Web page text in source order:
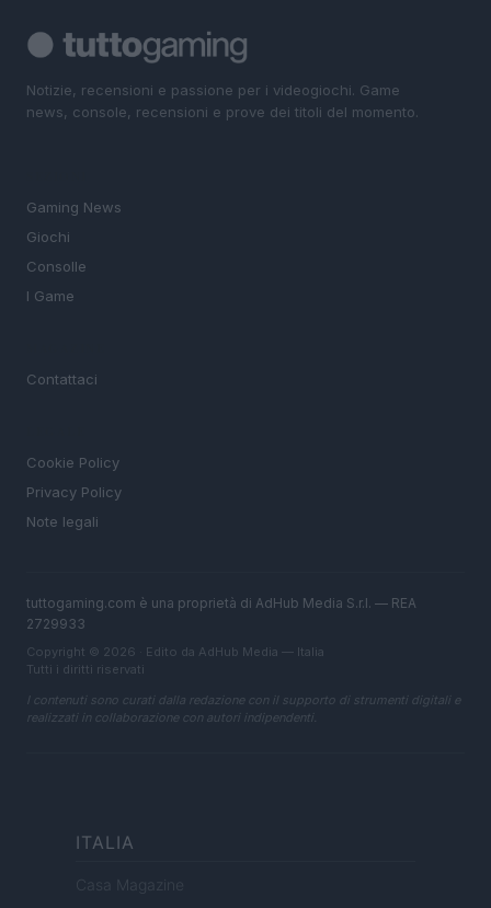
Notizie, recensioni e passione per i videogiochi. Game
news, console, recensioni e prove dei titoli del momento.
Gaming News
Giochi
Consolle
I Game
Contattaci
Cookie Policy
Privacy Policy
Note legali
tuttogaming.com è una proprietà di AdHub Media S.r.l. — REA
2729933
Copyright © 2026 · Edito da AdHub Media — Italia
Tutti i diritti riservati
I contenuti sono curati dalla redazione con il supporto di strumenti digitali e
realizzati in collaborazione con autori indipendenti.
ITALIA
Casa Magazine